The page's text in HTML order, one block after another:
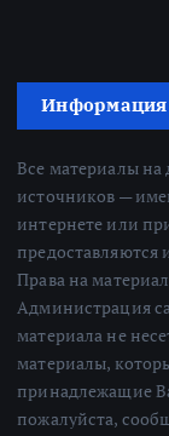
Информация
Все материалы на
источников —
интернете или
предоставляются
Права на
Администрация
материала не
материалы,
принадлежащие
пожалуйста,